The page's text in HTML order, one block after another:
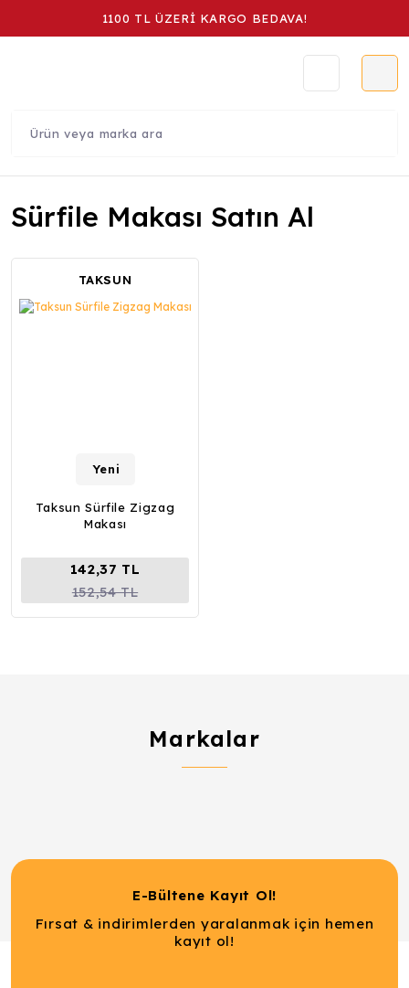
1100 TL ÜZERİ KARGO BEDAVA!
Sürfile Makası Satın Al
TAKSUN
Yeni
Taksun Sürfile Zigzag
Makası
142,37 TL
152,54 TL
Markalar
E-Bültene Kayıt Ol!
Fırsat & indirimlerden yaralanmak için hemen
kayıt ol!